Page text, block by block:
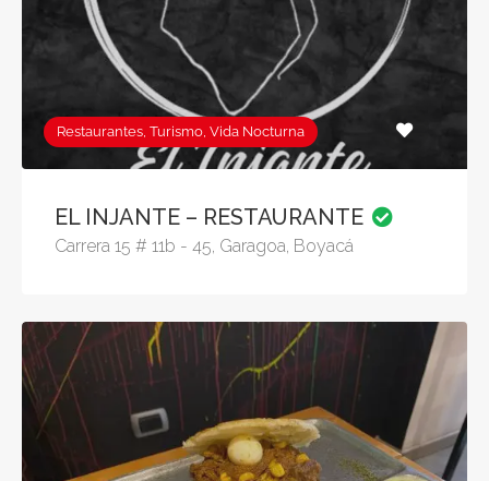
Restaurantes, Turismo, Vida Nocturna
EL INJANTE – RESTAURANTE
Carrera 15 # 11b - 45, Garagoa, Boyacá